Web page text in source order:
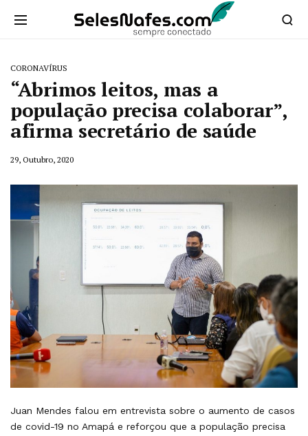
CORONAVÍRUS
“Abrimos leitos, mas a
população precisa colaborar”,
afirma secretário de saúde
29, Outubro, 2020
Juan Mendes falou em entrevista sobre o aumento de casos
de covid-19 no Amapá e reforçou que a população precisa